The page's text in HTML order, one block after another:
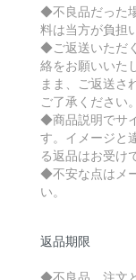
◆不良品だった
料は当方が負担
◆ご返送いただ
絡をお願いいた
まま、ご返送さ
ご了承ください。
◆商品説明でサ
す。イメージと
る返品はお受け
◆不安な点はメ
い。
返品期限
◆不良品、注文